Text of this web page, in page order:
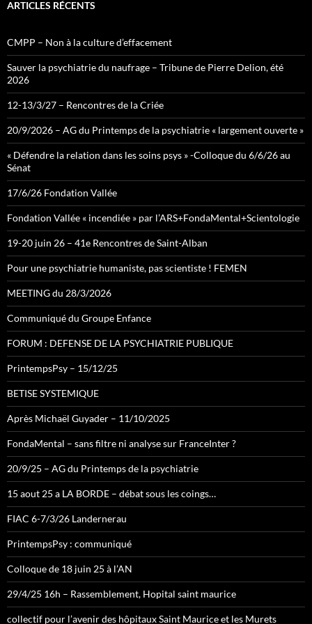
ARTICLES RÉCENTS
CMPP – Non à la culture d’effacement
Sauver la psychiatrie du naufrage – Tribune de Pierre Delion, été
2026
12-13/3/27 – Rencontres de la Criée
20/9/2026 – AG du Printemps de la psychiatrie « largement ouverte »
« Défendre la relation dans les soins psys » -Colloque du 6/6/26 au
Sénat
17/6/26 Fondation Vallée
Fondation Vallée « incendiée » par l’ARS+FondaMental+Scientologie
19-20 juin 26 – 41e Rencontres de Saint-Alban
Pour une psychiatrie humaniste, pas scientiste ! FEMEN
MEETING du 28/3/2026
Communiqué du Groupe Enfance
FORUM : DEFENSE DE LA PSYCHIATRIE PUBLIQUE
PrintempsPsy – 15/12/25
BETISE SYSTEMIQUE
Après Michaël Guyader – 11/10/2025
FondaMental – sans filtre ni analyse sur FranceInter ?
20/9/25 – AG du Printemps de la psychiatrie
15 aout 25 a LA BORDE – débat sous les coings…
FIAC 6-7/3/26 Landernerau
PrintempsPsy : communiqué
Colloque de 18 juin 25 à l’AN
29/4/25 16h – Rassemblement, Hopital saint maurice
collectif pour l’avenir des hôpitaux Saint Maurice et les Murets